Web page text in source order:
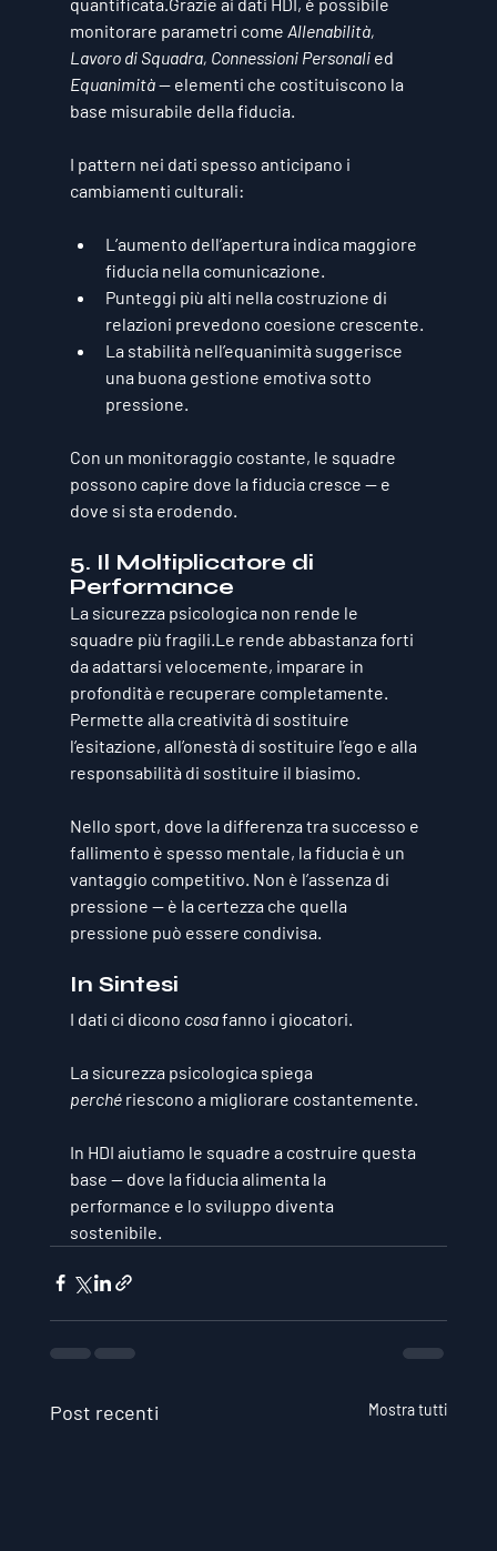
monitorare parametri come Allenabilità,
Lavoro di Squadra, Connessioni Personali ed
Equanimità — elementi che costituiscono la
base misurabile della fiducia.
I pattern nei dati spesso anticipano i
cambiamenti culturali:
L’aumento dell’apertura indica maggiore
fiducia nella comunicazione.
Punteggi più alti nella costruzione di
relazioni prevedono coesione crescente.
La stabilità nell’equanimità suggerisce
una buona gestione emotiva sotto
pressione.
Con un monitoraggio costante, le squadre
possono capire dove la fiducia cresce — e
dove si sta erodendo.
5. Il Moltiplicatore di
Performance
La sicurezza psicologica non rende le
squadre più fragili.Le rende abbastanza forti
da adattarsi velocemente, imparare in
profondità e recuperare completamente
Permette alla creatività di sostituire
l’esitazione, all’onestà di sostituire l’ego e alla
responsabilità di sostituire il biasimo.
Nello sport, dove la differenza tra successo e
fallimento è spesso mentale, la fiducia è un
vantaggio competitivo . Non è l’assenza di
pressione — è la certezza che quella
pressione può essere condivisa.
In Sintesi
I dati ci dicono cosa fanno i giocatori.
La sicurezza psicologica spiega
perché riescono a migliorare costantemente.
In HDI aiutiamo le squadre a costruire questa
base — dove la fiducia alimenta la
performance e lo sviluppo diventa
sostenibile.
Post recenti Mostra tutti